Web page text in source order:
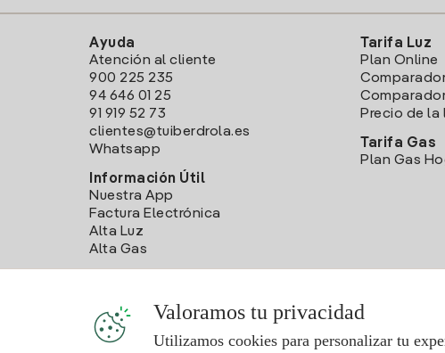
Ayuda
Atención al cliente
900 225 235
94 646 01 25
91 919 52 73
clientes@tuiberdrola.es
Whatsapp
Información Útil
Nuestra App
Factura Electrónica
Alta Luz
Alta Gas
Tarifa Luz
Plan Online
Precio de la
Tarifa Gas
Plan Gas
Valoramos tu privacidad
Utilizamos cookies para personalizar tu